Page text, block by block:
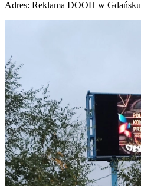
Adres: Reklama DOOH w Gdańsku